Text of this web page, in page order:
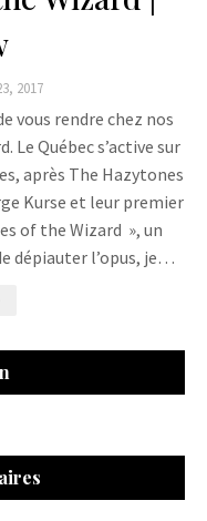
2017
vous rendre chez nos
Le Québec s’active sur
après The Hazytones
Kurse et leur premier
of the Wizard », un
dépiauter l’opus, je…